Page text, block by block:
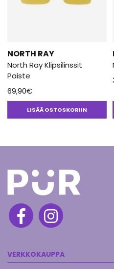
NORTH RAY
North Ray Klipsilinssit
Paiste
69,90€
LISÄÄ OSTOSKORIIN
VERKKOKAUPPA